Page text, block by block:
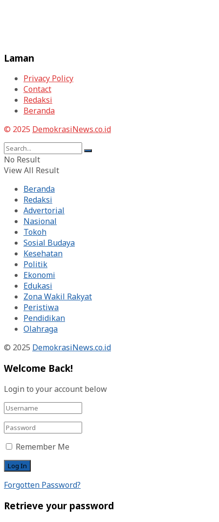
Laman
Privacy Policy
Contact
Redaksi
Beranda
© 2025 DemokrasiNews.co.id
No Result
View All Result
Beranda
Redaksi
Advertorial
Nasional
Tokoh
Sosial Budaya
Kesehatan
Politik
Ekonomi
Edukasi
Zona Wakil Rakyat
Peristiwa
Pendidikan
Olahraga
© 2025 DemokrasiNews.co.id
Welcome Back!
Login to your account below
Remember Me
Forgotten Password?
Retrieve your password